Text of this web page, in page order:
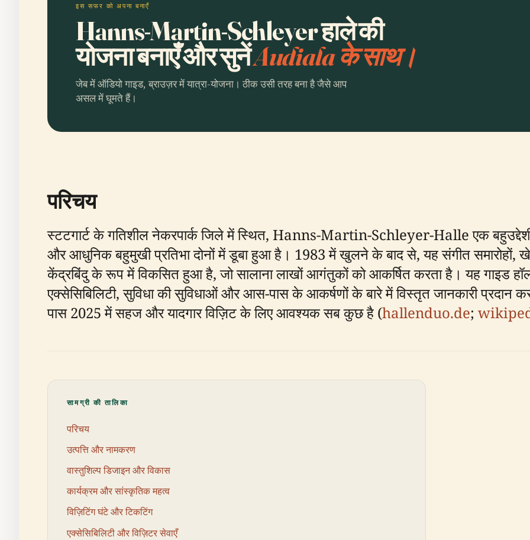
इस सफर को अपना बनाएँ
Hanns-Martin-Schleyer हाले की
योजना बनाएँ और सुनेंAudiala के साथ।
जेब में ऑडियो गाइड, ब्राउज़र में यात्रा-योजना। ठीक उसी तरह बना है जैसे आप
असल में घूमते हैं।
परिचय
स्टटगार्ट के गतिशील नेकरपार्क जिले में स्थित, Hanns-Martin-Schleyer-Halle एक
और आधुनिक बहुमुखी प्रतिभा दोनों में डूबा हुआ है। 1983 में खुलने के बाद से, यह संगीत समारोहों,
केंद्रबिंदु के रूप में विकसित हुआ है, जो सालाना लाखों आगंतुकों को आकर्षित करता है। यह गाइड
एक्सेसिबिलिटी, सुविधा की सुविधाओं और आस-पास के आकर्षणों के बारे में विस्तृत जानकारी
पास 2025 में सहज और यादगार विज़िट के लिए आवश्यक सब कुछ है (hallenduo.de;
सामग्री की तालिका
परिचय
उत्पत्ति और नामकरण
वास्तुशिल्प डिजाइन और विकास
कार्यक्रम और सांस्कृतिक महत्व
विज़िटिंग घंटे और टिकटिंग
एक्सेसिबिलिटी और विज़िटर सेवाएँ